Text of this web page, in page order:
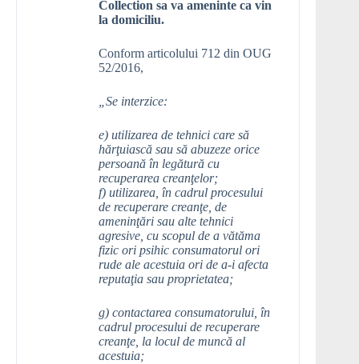
Collection sa va ameninte ca vin
la domiciliu.
Conform articolului 712 din OUG
52/2016,
„Se interzice:
e) utilizarea de tehnici care să
hărţuiască sau să abuzeze orice
persoană în legătură cu
recuperarea creanţelor;
f) utilizarea, în cadrul procesului
de recuperare creanţe, de
ameninţări sau alte tehnici
agresive, cu scopul de a vătăma
fizic ori psihic consumatorul ori
rude ale acestuia ori de a-i afecta
reputaţia sau proprietatea;
g) contactarea consumatorului, în
cadrul procesului de recuperare
creanţe, la locul de muncă al
acestuia;